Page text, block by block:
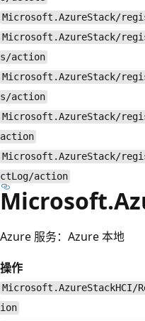
Microsoft.AzureStack/
Microsoft.AzureStack/
s/action
Microsoft.AzureStack/
s/action
Microsoft.AzureStack/
action
Microsoft.AzureStack/
ctLog/action
Azure 服务：Azure 本地
操作
Microsoft.AzureStackHCI/
ion